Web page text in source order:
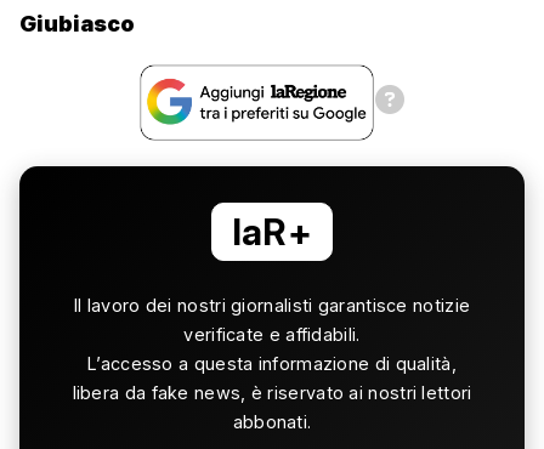
Giubiasco
laR+
Il lavoro dei nostri giornalisti garantisce notizie
verificate e affidabili.
L’accesso a questa informazione di qualità,
libera da fake news, è riservato ai nostri lettori
abbonati.